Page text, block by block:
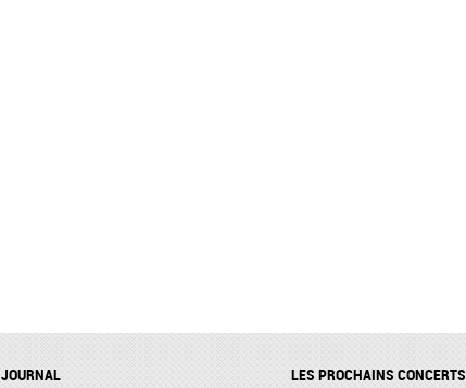
JOURNAL LES PROCHAINS CONCERTS